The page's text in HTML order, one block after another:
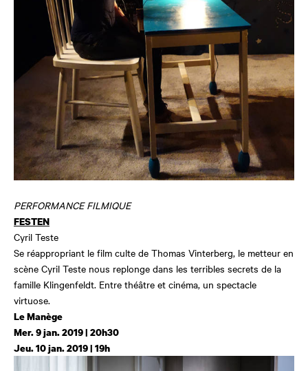
PERFORMANCE FILMIQUE
FESTEN
Cyril Teste
Se réappropriant le film culte de Thomas Vinterberg, le metteur en
scène Cyril Teste nous replonge dans les terribles secrets de la
famille Klingenfeldt. Entre théâtre et cinéma, un spectacle
virtuose.
Le Manège
Mer. 9 jan. 2019 | 20h30
Jeu. 10 jan. 2019 | 19h